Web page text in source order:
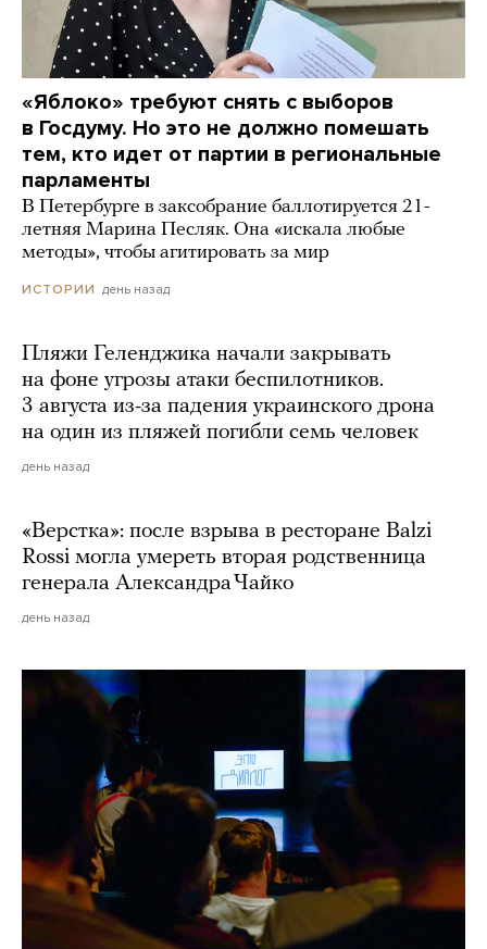
«Яблоко» требуют снять с выборов
в Госдуму. Но это не должно помешать
тем, кто идет от партии в региональные
парламенты
В Петербурге в заксобрание баллотируется 21-
летняя Марина Песляк. Она «искала любые
методы», чтобы агитировать за мир
ИСТОРИИ день назад
Пляжи Геленджика начали закрывать
на фоне угрозы атаки беспилотников.
3 августа из-за падения украинского дрона
на один из пляжей погибли семь человек
день назад
«Верстка»: после взрыва в ресторане Balzi
Rossi могла умереть вторая родственница
генерала Александра Чайко
день назад